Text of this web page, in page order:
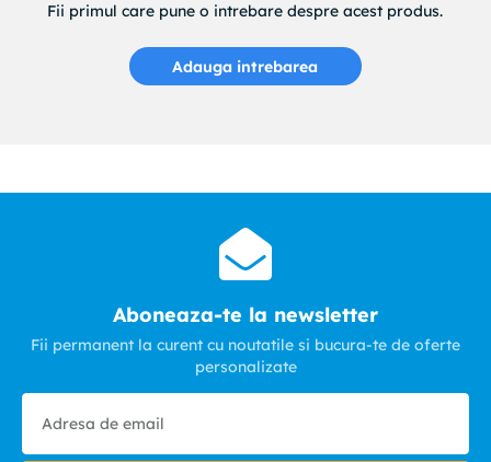
Fii primul care pune o intrebare despre acest produs.
Adauga intrebarea
Aboneaza-te la newsletter
Fii permanent la curent cu noutatile si bucura-te de oferte
personalizate